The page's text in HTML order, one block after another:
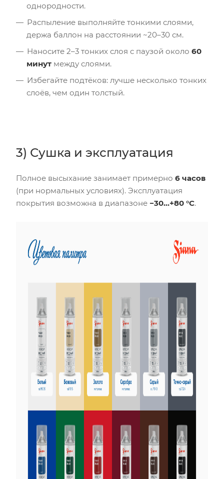
однородности.
Распыление выполняйте тонкими слоями,
держа баллон на расстоянии ~20–30 см.
Наносите 2–3 тонких слоя с паузой около 60
минут между слоями.
Избегайте подтёков: лучше несколько тонких
слоёв, чем один толстый.
3) Сушка и эксплуатация
Полное высыхание занимает примерно 6 часов
(при нормальных условиях). Эксплуатация
покрытия возможна в диапазоне −30…+80 °C.